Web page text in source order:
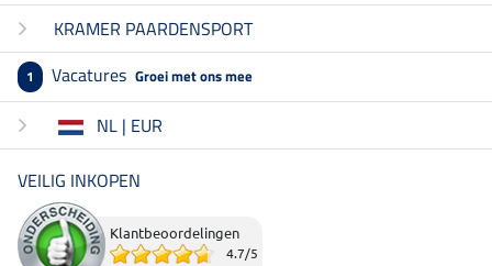
KRAMER PAARDENSPORT
1 Vacatures Groei met ons mee
NL | EUR
VEILIG INKOPEN
Klantbeoordelingen
4.7/5